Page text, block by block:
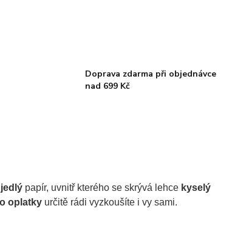
Doprava zdarma při objednávce
nad 699 Kč
papír, uvnitř kterého se skrývá lehcekyselý
oplatkyurčitě rádi vyzkoušíte i vy sami.